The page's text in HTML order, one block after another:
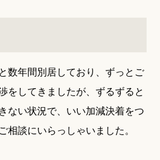
数年間別居しており、ずっとご
をしてきましたが、ずるずると
ない状況で、いい加減決着をつ
相談にいらっしゃいました。